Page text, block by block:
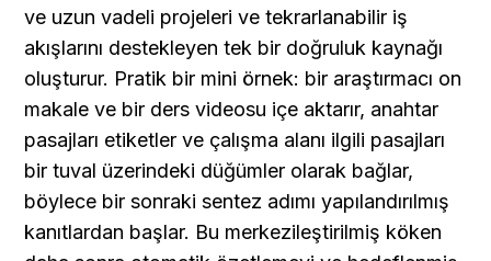
ve uzun vadeli projeleri ve tekrarlanabilir iş
akışlarını destekleyen tek bir doğruluk kaynağı
oluşturur. Pratik bir mini örnek: bir araştırmacı on
makale ve bir ders videosu içe aktarır, anahtar
pasajları etiketler ve çalışma alanı ilgili pasajları
bir tuval üzerindeki düğümler olarak bağlar,
böylece bir sonraki sentez adımı yapılandırılmış
kanıtlardan başlar. Bu merkezileştirilmiş köken